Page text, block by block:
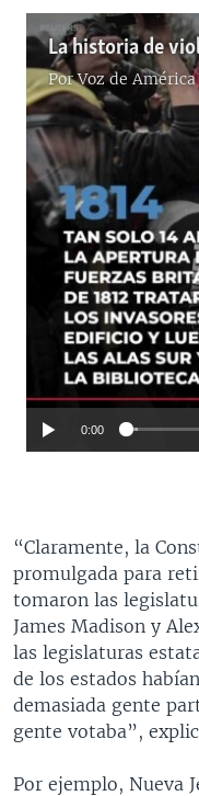
PorVoz de América
No media
0:00
“Claramente, la
promulgada para
tomaron las
James Madison y
las legislaturas
de los estados
demasiada gente
gente votaba”,
Por ejemplo, Nueva